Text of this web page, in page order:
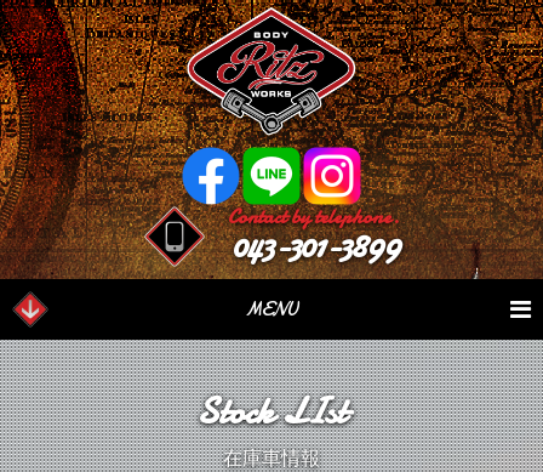
Contact by telephone.
043-301-3899
MENU
Our Serivce
業務内容 Stock List
在庫車情報
Parts Sales
パーツ情報 Case Study
作業日誌
Stock LIst
在庫車情報